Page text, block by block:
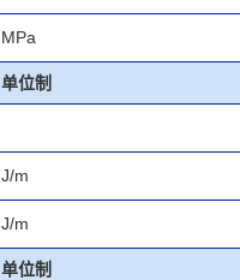
MPa
单位制
J/m
J/m
单位制